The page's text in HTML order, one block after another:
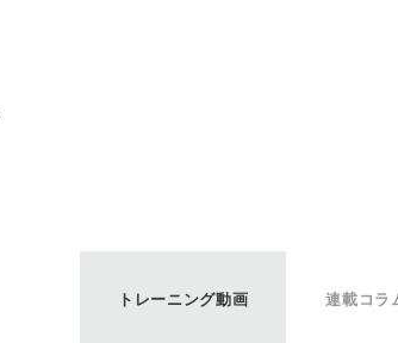
トレーニング動画 連載コラ